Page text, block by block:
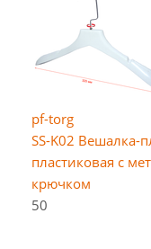
pf-torg
SS-K02 Вешалка-
пластиковая с
крючком
50